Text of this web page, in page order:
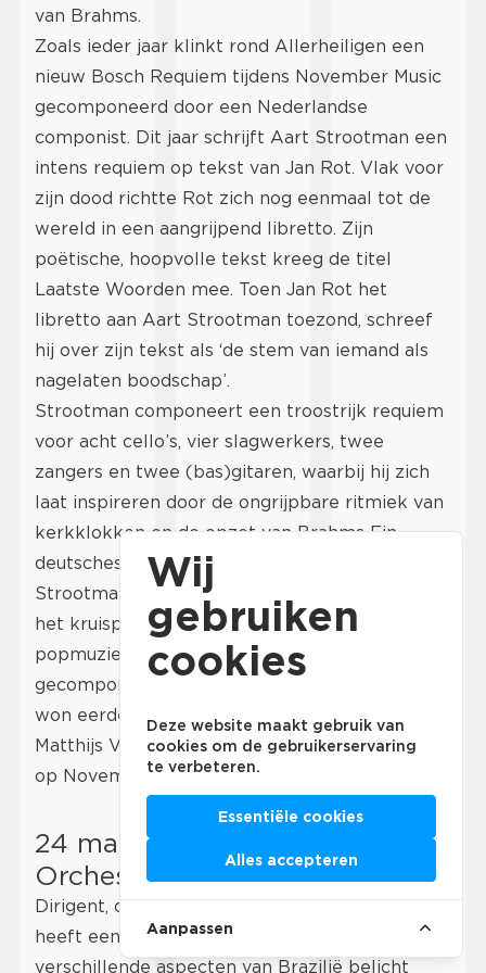
van Brahms.
Zoals ieder jaar klinkt rond Allerheiligen een
nieuw Bosch Requiem tijdens November Music
gecomponeerd door een Nederlandse
componist. Dit jaar schrijft Aart Strootman een
intens requiem op tekst van Jan Rot. Vlak voor
zijn dood richtte Rot zich nog eenmaal tot de
wereld in een aangrijpend libretto. Zijn
poëtische, hoopvolle tekst kreeg de titel
Laatste Woorden mee. Toen Jan Rot het
libretto aan Aart Strootman toezond, schreef
hij over zijn tekst als ‘de stem van iemand als
nagelaten boodschap’.
Strootman componeert een troostrijk requiem
voor acht cello’s, vier slagwerkers, twee
zangers en twee (bas)gitaren, waarbij hij zich
laat inspireren door de ongrijpbare ritmiek van
kerkklokken en de opzet van Brahms Ein
deutsches Requiem. Gitarist/componist Aart
Strootman (1987) waagt zich voortdurend op
het kruispunt van vele muziekgenres. Van
popmuziek en minimal, tot eigentijds
gecomponeerd en avant-garde jazz. Strootman
won eerder de Gaudeamus Muziekprijs en de
Matthijs Vermeulenprijs en is al jaren vaste gast
op November Music.
24 maart: Millennium Jazz
Orchestra van Joan Reinders
Dirigent, componist en arrangeur Joan Reinders
heeft een achtdelige suite geschreven waarin
verschillende aspecten van Brazilië belicht
Wij
gebruiken
cookies
Deze website maakt gebruik van
cookies om de gebruikerservaring
te verbeteren.
Essentiële cookies
Alles accepteren
Aanpassen